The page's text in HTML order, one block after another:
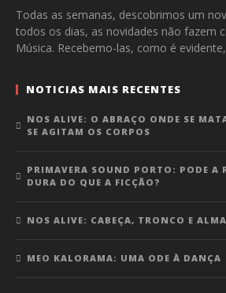
Todas as semanas, descobrimos um
todos os dias, as novidades não fazem
Música. Recebemo-las, como é
NOTICIAS MAIS RECENTES
NOS ALIVE: O ABRAÇO ONDE SE
SE AGITAM OS CORPOS
PRIMAVERA SOUND PORTO: PODE A
DURA DO QUE A FICÇÃO?
NOS ALIVE: CABEÇA, TRONCO E ALMA
MEO KALORAMA: UMA ODE À DANÇA